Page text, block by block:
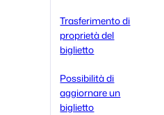
Trasferimento di
proprietà del
biglietto
Possibilità di
aggiornare un
biglietto